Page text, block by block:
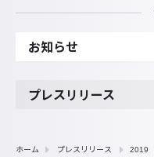
お知らせ
プレスリリース
ホーム プレスリリース 2019